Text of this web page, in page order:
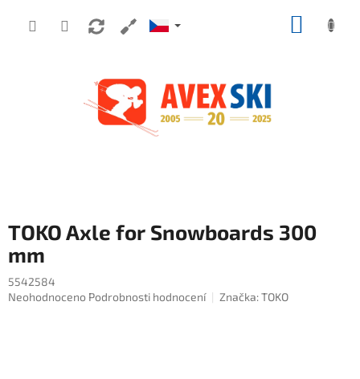
TOKO Axle for Snowboards 300
mm
5542584
Průměrné hodnocení produktu je 0,0 z 5 hvězdiček.
Neohodnoceno Podrobnosti hodnocení Značka:TOKO